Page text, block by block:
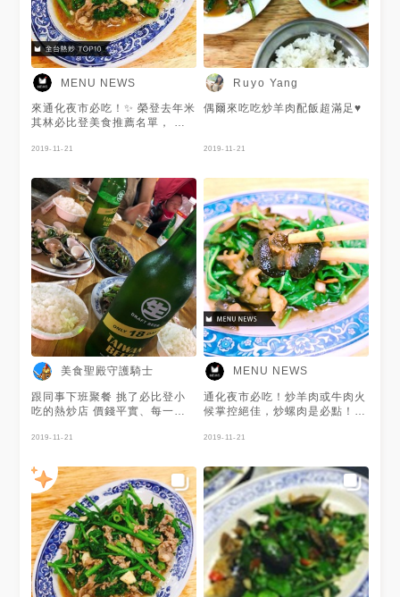
MENU NEWS
來通化夜市必吃！✨ 榮登去年米
其林必比登美食推薦名單， 平
鍋的香氣❤必點炒牛肉、炒羊肉
酒又下飯！🍚
2019-11-21
Ruyo Yang
偶爾來吃吃炒羊肉配飯超滿足♥
2019-11-21
美食聖殿守護騎士
跟同事下班聚餐 挑了必比登小
吃的熱炒店 價錢平實、每一道
完，否則加點會等很久 超誠實
爽！！！！！！
2019-11-21
MENU NEWS
通化夜市必吃！炒羊肉或牛肉火
候掌控絕佳，炒螺肉是必點！
菜，店家還有提供免費蘿蔔湯。
近分享了上海美食呢！
2019-11-21